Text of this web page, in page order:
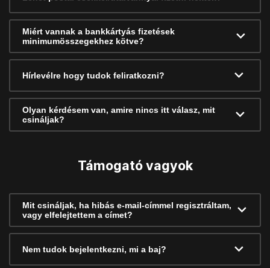
Miért vannak a bankkártyás fizetések
minimumösszegekhez kötve?
Hírlevélre hogy tudok feliratkozni?
Olyan kérdésem van, amire nincs itt válasz, mit
csináljak?
Támogató vagyok
Mit csináljak, ha hibás e-mail-címmel regisztráltam,
vagy elfelejtettem a címet?
Nem tudok bejelentkezni, mi a baj?